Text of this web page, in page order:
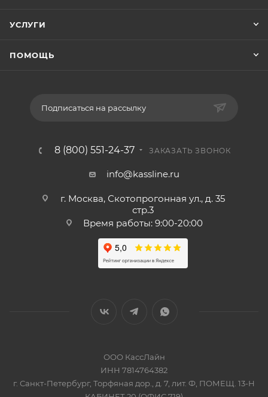
УСЛУГИ
ПОМОЩЬ
Подписаться на рассылку
8 (800) 551-24-37 ЗАКАЗАТЬ ЗВОНОК
info@kassline.ru
г. Москва, Скотопрогонная ул., д. 35
стр.3
Время работы: 9:00-20:00
ООО КассЛайн
ИНН 7814764382
г. Санкт-Петербург, Торфяная дор., д. 7, лит. Ф, ПОМЕЩ. 13-Н